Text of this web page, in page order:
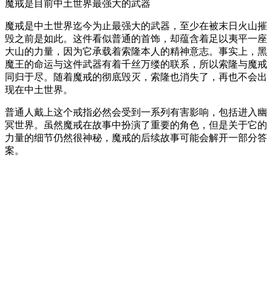
魔戒是目前中土世界最强大的武器
魔戒是中土世界迄今为止最强大的武器，至少在被末日火山摧
毁之前是如此。这件看似普通的首饰，却蕴含着足以夷平一座
大山的力量，因为它承载着索隆本人的精神意志。事实上，黑
魔王的命运与这件武器有着千丝万缕的联系，所以索隆与魔戒
同归于尽。随着魔戒的彻底毁灭，索隆也消失了，再也不会出
现在中土世界。
普通人戴上这个戒指必然会受到一系列有害影响，包括进入幽
冥世界。虽然魔戒在故事中扮演了重要的角色，但是关于它的
力量的细节仍然很神秘，魔戒的后续故事可能会解开一部分答
案。